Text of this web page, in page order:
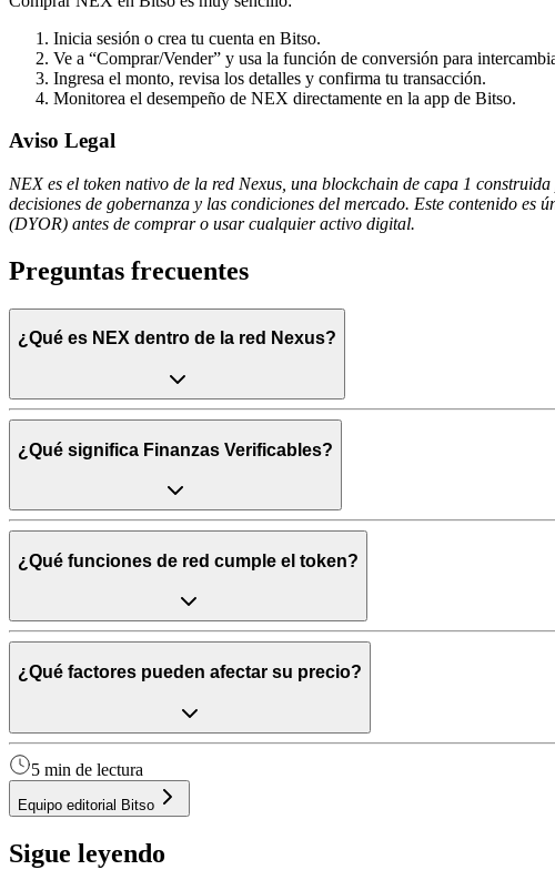
Inicia sesión o crea tu cuenta en Bitso.
Ve a “Comprar/Vender” y usa la función de conversión para
Ingresa el monto, revisa los detalles y confirma tu transacción.
Monitorea el desempeño de NEX directamente en la app de Bitso.
Aviso Legal
NEX es el token nativo de la red Nexus, una blockchain de capa 1
decisiones de gobernanza y las condiciones del mercado. Este contenido
(DYOR) antes de comprar o usar cualquier activo digital.
Preguntas frecuentes
¿Qué es NEX dentro de la red Nexus?
¿Qué significa Finanzas Verificables?
¿Qué funciones de red cumple el token?
¿Qué factores pueden afectar su precio?
5 min de lectura
Equipo editorial Bitso
Sigue leyendo